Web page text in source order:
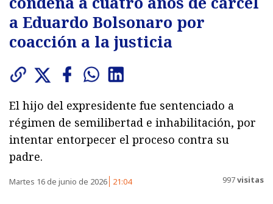
a Eduardo Bolsonaro por
coacción a la justicia
El hijo del expresidente fue sentenciado a
régimen de semilibertad e inhabilitación, por
intentar entorpecer el proceso contra su
padre.
Martes 16 de junio de 2026 21:04 997visitas